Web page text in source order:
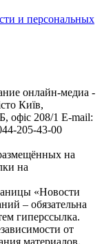
и персональных
онлайн-медиа -
Київ,
208/1 E-mail:
205-43-00
на
на
«Новости
– обязательна
гиперссылка.
от